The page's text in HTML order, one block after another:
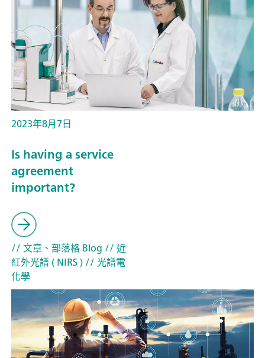
2023年8月7日
Is having a service
agreement
important?
// 文章、部落格 Blog // 近
紅外光譜 ( NIRS )// 光譜電
化學